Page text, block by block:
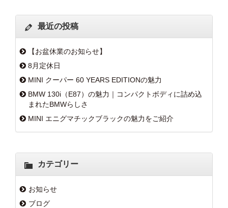
最近の投稿
【お盆休業のお知らせ】
8月定休日
MINI クーパー 60 YEARS EDITIONの魅力
BMW 130i（E87）の魅力｜コンパクトボディに詰め込
まれたBMWらしさ
MINI エニグマチックブラックの魅力をご紹介
カテゴリー
お知らせ
ブログ